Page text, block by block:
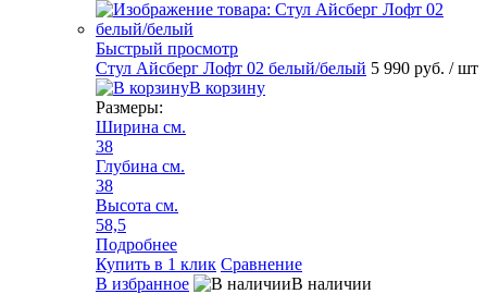
Быстрый просмотр
Стул Айсберг Лофт 02 белый/белый 5 990 руб. / шт
В корзину
Размеры:
Ширина см.
38
Глубина см.
38
Высота см.
58,5
Подробнее
Купить в 1 клик Сравнение
В избранное
В наличии